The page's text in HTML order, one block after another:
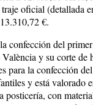
oficial (detallada
€.
confección del
y su corte de
para la confección
y está valorado
posticería, con